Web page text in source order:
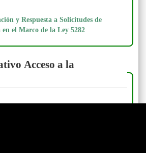
y Respuesta a Solicitudes de
el Marco de la Ley 5282
Acceso a la